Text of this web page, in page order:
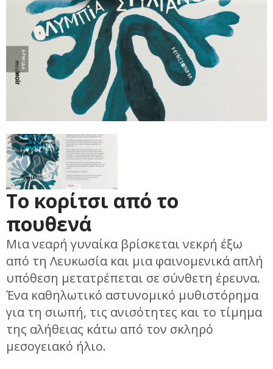
Το κορίτσι από το
πουθενά
Μια νεαρή γυναίκα βρίσκεται νεκρή έξω
από τη Λευκωσία και μια φαινομενικά απλή
υπόθεση μετατρέπεται σε σύνθετη έρευνα.
Ένα καθηλωτικό αστυνομικό μυθιστόρημα
για τη σιωπή, τις ανισότητες και το τίμημα
της αλήθειας κάτω από τον σκληρό
μεσογειακό ήλιο.